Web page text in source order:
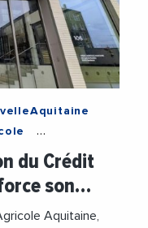
#Jeunes
du Crédit
son…
Aquitaine,